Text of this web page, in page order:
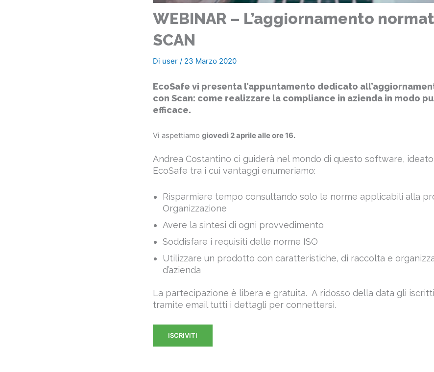
WEBINAR – L’aggiornamento
SCAN
Di user / 23 Marzo 2020
EcoSafe vi presenta l’appuntamento dedicato
con Scan: come realizzare la compliance in azienda in modo
efficace.
Vi aspettiamo giovedì 2 aprile alle ore 16.
Andrea Costantino ci guiderà nel mondo di questo software,
EcoSafe tra i cui vantaggi enumeriamo:
Risparmiare tempo consultando solo le norme applicabili alla
Organizzazione
Avere la sintesi di ogni provvedimento
Soddisfare i requisiti delle norme ISO
Utilizzare un prodotto con caratteristiche, di raccolta e
d’azienda
La partecipazione è libera e gratuita. A ridosso della data gli
tramite email tutti i dettagli per connettersi.
ISCRIVITI